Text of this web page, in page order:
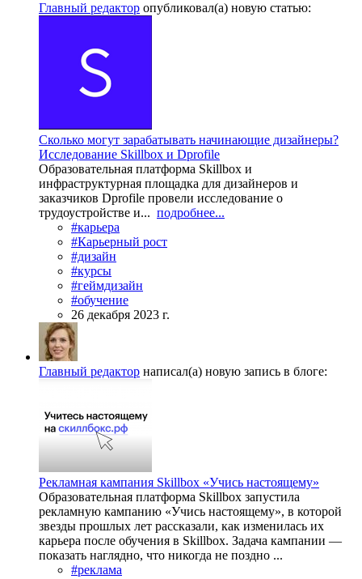
Главный редактор опубликовал(а) новую статью:
Сколько могут зарабатывать начинающие дизайнеры?
Исследование Skillbox и Dprofile
Образовательная платформа Skillbox и
инфраструктурная площадка для дизайнеров и
заказчиков Dprofile провели исследование о
трудоустройстве и... подробнее...
#карьера
#Карьерный рост
#дизайн
#курсы
#геймдизайн
#обучение
26 декабря 2023 г.
Главный редактор написал(а) новую запись в блоге:
Рекламная кампания Skillbox «Учись настоящему»
Образовательная платформа Skillbox запустила
рекламную кампанию «Учись настоящему», в которой
звезды прошлых лет рассказали, как изменилась их
карьера после обучения в Skillbox. Задача кампании —
показать наглядно, что никогда не поздно ...
#реклама